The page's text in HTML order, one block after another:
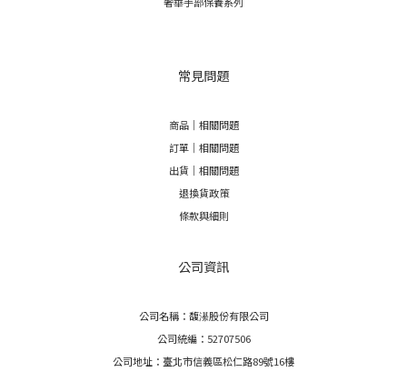
常見問題
商品｜相關問題
訂單｜相關問題
出貨｜相關問題
退換貨政策
條款與細則
公司資訊
公司名稱：馥濝股份有限公司
公司統編：52707506
公司地址：臺北市信義區松仁路89號16樓